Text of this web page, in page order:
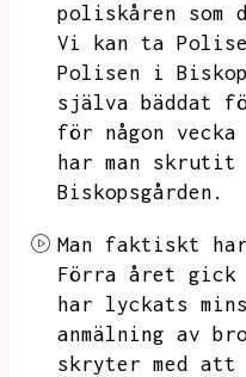
poliskåren
Vi kan ta
Polisen i
själva bäddat
för någon
har man skrutit
Biskopsgården.
Man faktiskt
Förra året gick
har lyckats
anmälning av
skryter med att